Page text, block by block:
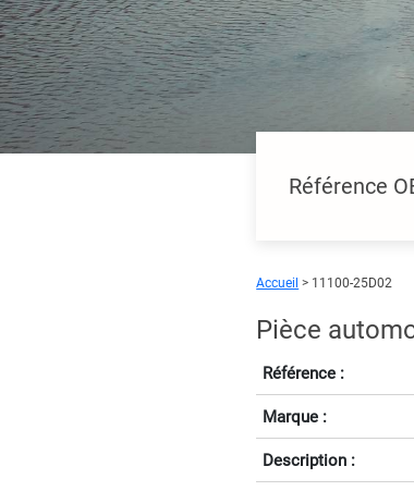
Référence
Accueil > 11100-25D02
Pièce
Référence :
Marque :
Description :